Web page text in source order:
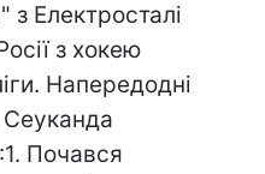
з Електросталі
з хокею
Напередодні
Сеуканда
Почався